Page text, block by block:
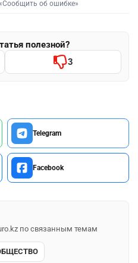
об ошибке»
полезной?
3
Telegram
Facebook
по связанным темам